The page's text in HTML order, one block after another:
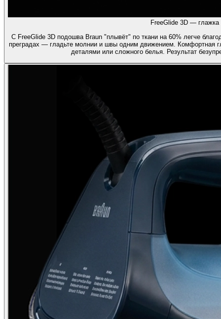
FreeGlide 3D — глажка
С FreeGlide 3D подошва Braun "плывёт" по ткани на 60% легче
преградах — гладьте молнии и швы одним движением. Комфортная
деталями или сложного белья. Результат